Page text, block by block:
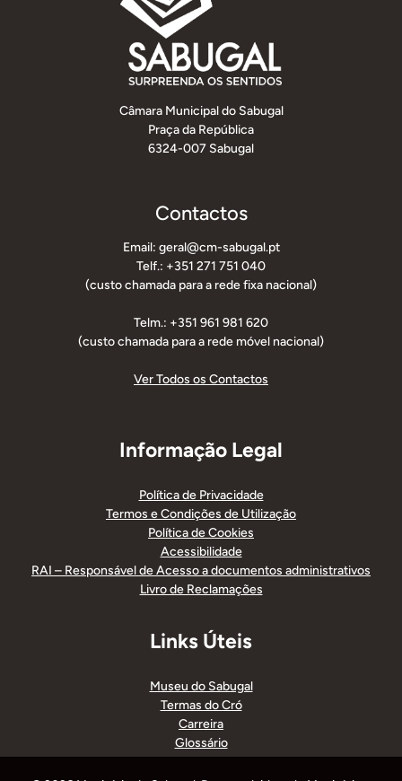
Câmara Municipal do Sabugal
Praça da República
6324-007 Sabugal
Contactos
Email: geral@cm-sabugal.pt
Telf.: +351 271 751 040
(custo chamada para a rede fixa nacional)
Telm.: +351 961 981 620
(custo chamada para a rede móvel nacional)
Ver Todos os Contactos
Informação Legal
Política de Privacidade
Termos e Condições de Utilização
Política de Cookies
Acessibilidade
RAI – Responsável de Acesso a documentos administrativos
Livro de Reclamações
Links Úteis
Museu do Sabugal
Termas do Cró
Carreira
Glossário